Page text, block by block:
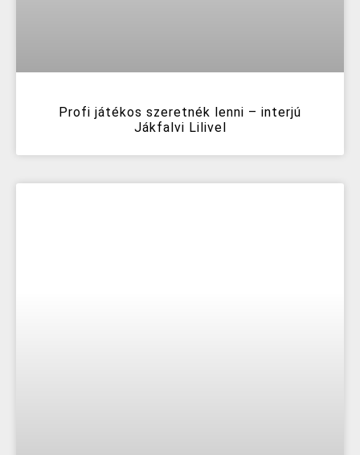
Profi játékos szeretnék lenni – interjú
Jákfalvi Lilivel